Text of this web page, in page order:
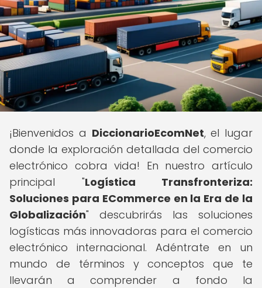
¡Bienvenidos a DiccionarioEcomNet, el lugar
donde la exploración detallada del comercio
electrónico cobra vida! En nuestro artículo
principal "Logística Transfronteriza:
Soluciones para ECommerce en la Era de la
Globalización" descubrirás las soluciones
logísticas más innovadoras para el comercio
electrónico internacional. Adéntrate en un
mundo de términos y conceptos que te
llevarán a comprender a fondo la